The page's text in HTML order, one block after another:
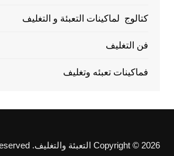
كتالوج لماكينات التعبئة و التغليف
فن التغليف
فماكينات تعبئه وتغليف
Copyright © 2026 التعبئة والتغليف. All rights reserved.